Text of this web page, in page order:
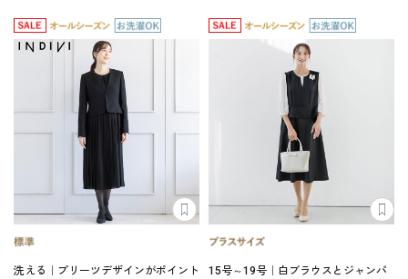
洗える｜プリーツデザインがポイント
15号～19号｜白ブラウスとジャンパ